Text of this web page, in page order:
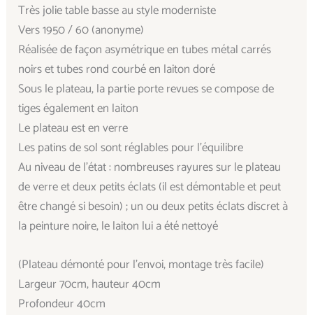
Très jolie table basse au style moderniste
Vers 1950 / 60 (anonyme)
Réalisée de façon asymétrique en tubes métal carrés
noirs et tubes rond courbé en laiton doré
Sous le plateau, la partie porte revues se compose de
tiges également en laiton
Le plateau est en verre
Les patins de sol sont réglables pour l’équilibre
Au niveau de l’état : nombreuses rayures sur le plateau
de verre et deux petits éclats (il est démontable et peut
être changé si besoin) ; un ou deux petits éclats discret à
la peinture noire, le laiton lui a été nettoyé
(Plateau démonté pour l’envoi, montage très facile)
Largeur 70cm, hauteur 40cm
Profondeur 40cm